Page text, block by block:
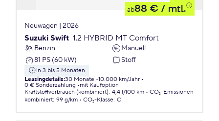
ab88 € / mtl.
Neuwagen | 2026
Suzuki Swift 1.2 HYBRID MT Comfort
Benzin
Manuell
81 PS (60 kW)
Stoff
in 3 bis 5 Monaten
Leasingdetails:30 Monate 10.000 km/Jahr
0 € Sonderzahlung
mit Kaufoption
Kraftstoffverbrauch (kombiniert): 4,4 l/100 km
CO₂-Emissionen
kombiniert: 99 g/km CO₂-Klasse: C